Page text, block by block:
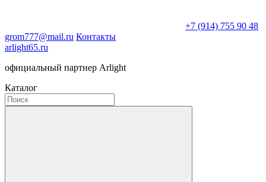
+7 (914) 755 90 48
grom777@mail.ru Контакты
arlight65.ru
официальный партнер Arlight
Каталог